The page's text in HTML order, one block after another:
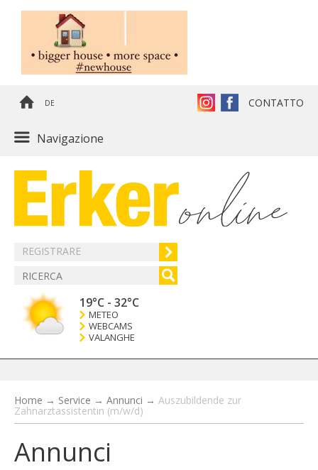
DE CONTATTO
Navigazione
REGISTRARE
19°C - 32°C
METEO
WEBCAMS
VALANGHE
Home → Service → Annunci → Auszubildende zur
Zahnarztassistentin (m/w/d)
Annunci